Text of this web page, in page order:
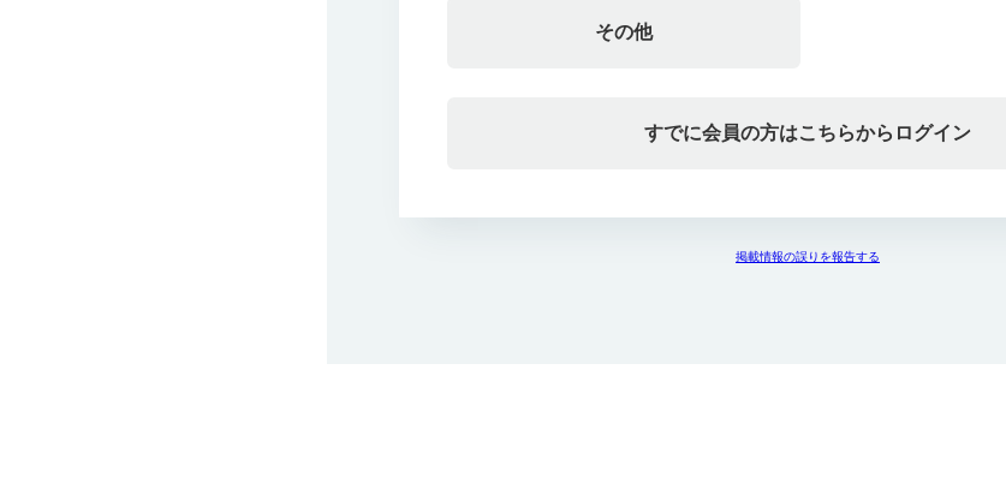
その他
すでに会員の方はこちらからログイン
掲載情報の誤りを報告する